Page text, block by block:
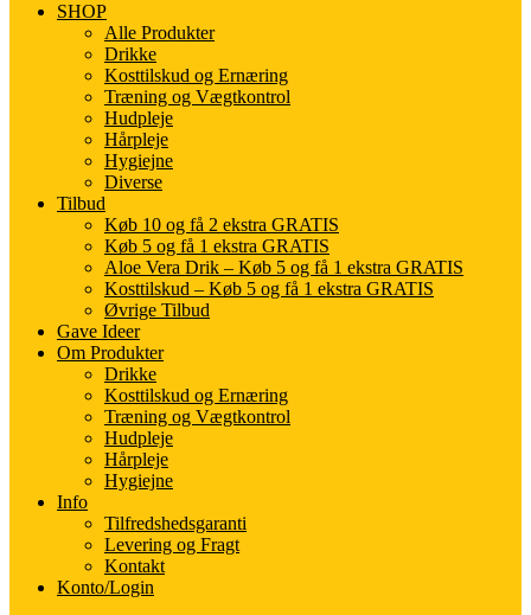
SHOP
Alle Produkter
Drikke
Kosttilskud og Ernæring
Træning og Vægtkontrol
Hudpleje
Hårpleje
Hygiejne
Diverse
Tilbud
Køb 10 og få 2 ekstra GRATIS
Køb 5 og få 1 ekstra GRATIS
Aloe Vera Drik – Køb 5 og få 1 ekstra GRATIS
Kosttilskud – Køb 5 og få 1 ekstra GRATIS
Øvrige Tilbud
Gave Ideer
Om Produkter
Drikke
Kosttilskud og Ernæring
Træning og Vægtkontrol
Hudpleje
Hårpleje
Hygiejne
Info
Tilfredshedsgaranti
Levering og Fragt
Kontakt
Konto/Login